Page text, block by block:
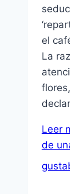
el
La
Leer
de